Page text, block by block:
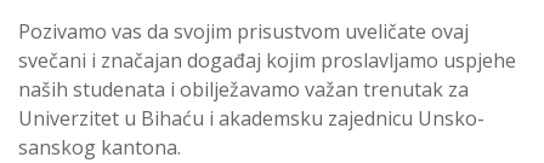
Pozivamo vas da svojim prisustvom uveličate ovaj
svečani i značajan događaj kojim proslavljamo uspjehe
naših studenata i obilježavamo važan trenutak za
Univerzitet u Bihaću i akademsku zajednicu Unsko-
sanskog kantona.